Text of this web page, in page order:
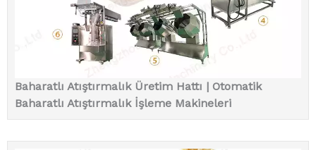
Baharatlı Atıştırmalık Üretim Hattı | Otomatik
Baharatlı Atıştırmalık İşleme Makineleri